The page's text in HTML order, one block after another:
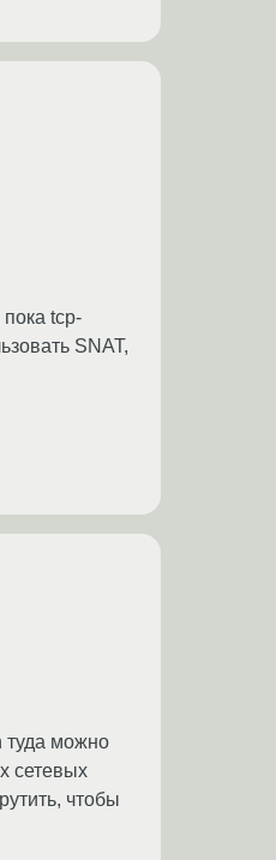
tcp-
SNAT,
туда можно
сетевых
чтобы